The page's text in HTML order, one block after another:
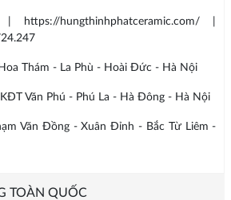
| https://hungthinhphatceramic.com/ |
Thám - La Phù - Hoài Đức - Hà Nội
Văn Phú - Phú La - Hà Đông - Hà Nội
Văn Đồng - Xuân Đỉnh - Bắc Từ Liêm -
TOÀN QUỐC